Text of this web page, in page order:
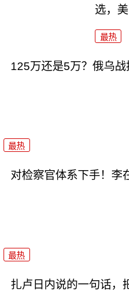
选，
最热
125万还是5万？俄乌
最热
对检察官体系下手！李
最热
扎卢日内说的一句话，